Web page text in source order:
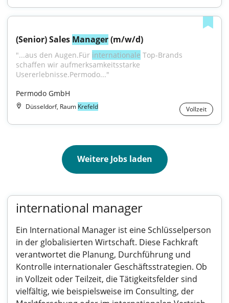
(Senior) Sales Manager (m/w/d)
"...aus den Augen.Für internationale Top-Brands
schaffen wir aufmerksamkeitsstarke
Usererlebnisse.Permodo..."
Permodo GmbH
Düsseldorf, Raum Krefeld Vollzeit
Weitere Jobs laden
international manager
Ein International Manager ist eine Schlüsselperson
in der globalisierten Wirtschaft. Diese Fachkraft
verantwortet die Planung, Durchführung und
Kontrolle internationaler Geschäftsstrategien. Ob
in Vollzeit oder Teilzeit, die Tätigkeitsfelder sind
vielfältig, wie beispielsweise im Consulting, der